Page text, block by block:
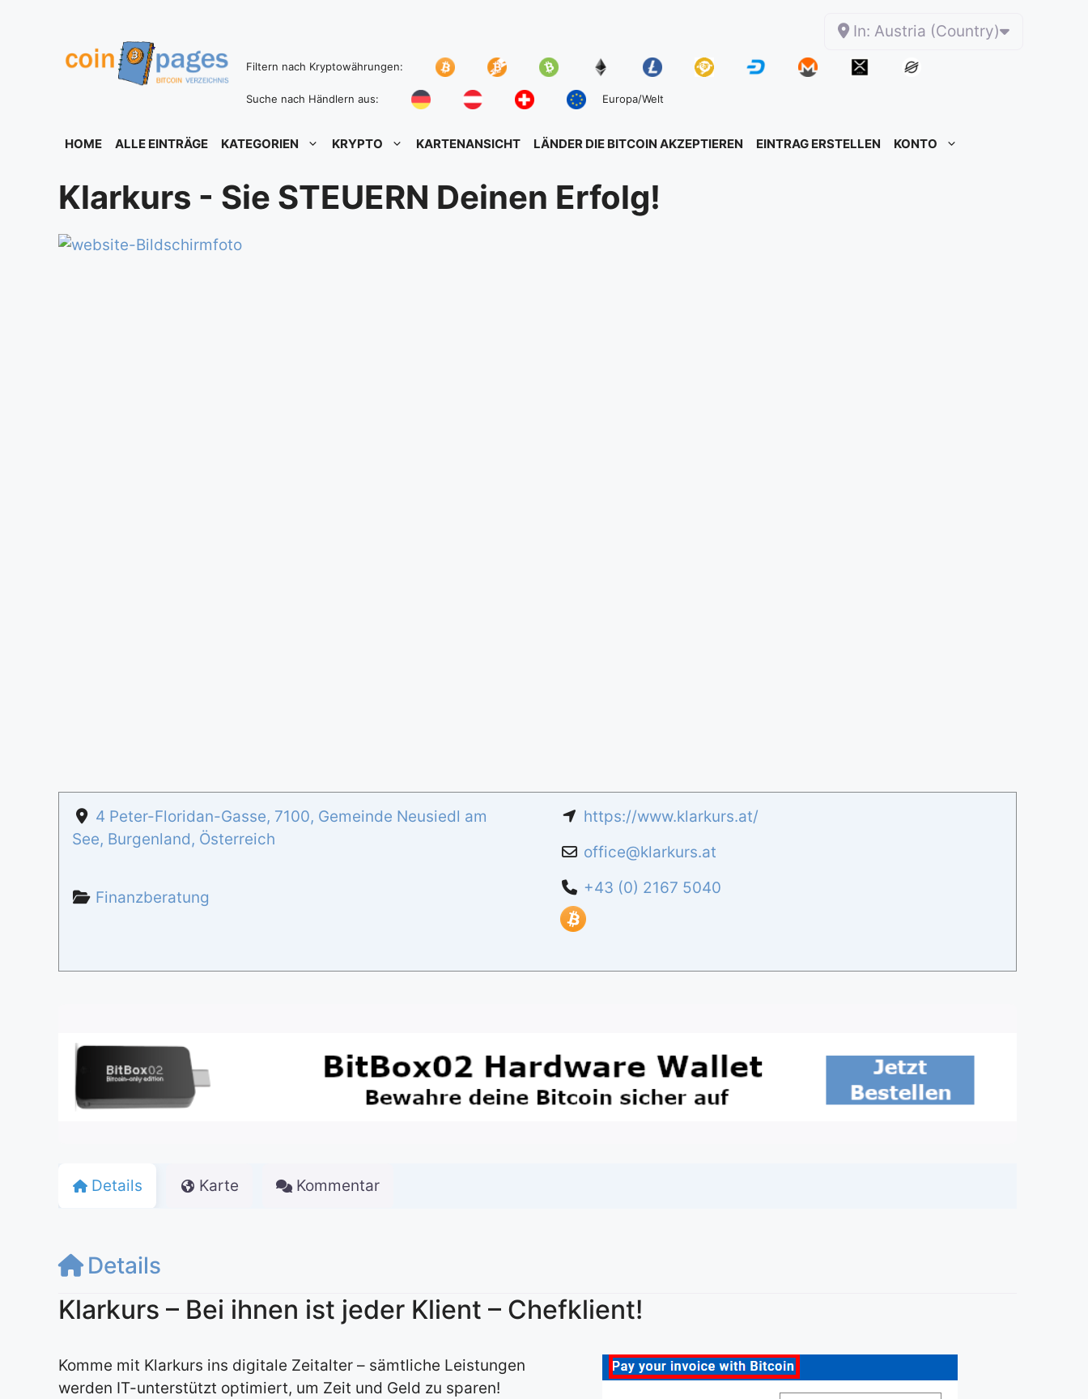
In: Austria (Country)
Filtern nach Kryptowährungen:
Suche nach Händlern aus: Europa/Welt
HOME ALLE EINTRÄGE KATEGORIEN KRYPTO KARTENANSICHT LÄNDER DIE BITCOIN AKZEPTIEREN EINTRAG ERSTELLEN KONTO
Klarkurs - Sie STEUERN Deinen Erfolg!
4 Peter-Floridan-Gasse, 7100, Gemeinde Neusiedl am
See, Burgenland, Österreich
Finanzberatung
https://www.klarkurs.at/
office@klarkurs.at
+43 (0) 2167 5040
Details Karte Kommentar
Details
Klarkurs – Bei ihnen ist jeder Klient – Chefklient!
Komme mit Klarkurs ins digitale Zeitalter – sämtliche Leistungen
werden IT-unterstützt optimiert, um Zeit und Geld zu sparen!